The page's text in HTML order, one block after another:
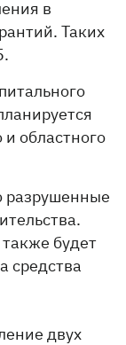
в
Таких
и областного
разрушенные
будет
средства
двух